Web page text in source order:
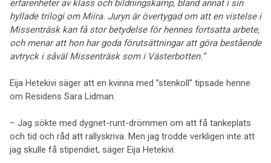
erfarenheter av klass och bildningskamp, bland annat i sin
hyllade trilogi om Miira. Juryn är övertygad om att en vistelse i
Missenträsk kan få stor betydelse för hennes fortsatta arbete,
och menar att hon har goda förutsättningar att göra bestående
avtryck i såväl Missenträsk som i Västerbotten.”
Eija Hetekivi säger att en kvinna med ”stenkoll” tipsade henne
om Residens Sara Lidman.
– Jag sökte med dygnet-runt-drömmen om att få tankeplats
och tid och råd att rallyskriva. Men jag trodde verkligen inte att
jag skulle få stipendiet, säger Eija Hetekivi.